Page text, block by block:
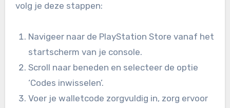
volg je deze stappen:
Navigeer naar de PlayStation Store vanaf het
startscherm van je console.
Scroll naar beneden en selecteer de optie
‘Codes inwisselen’.
Voer je walletcode zorgvuldig in, zorg ervoor